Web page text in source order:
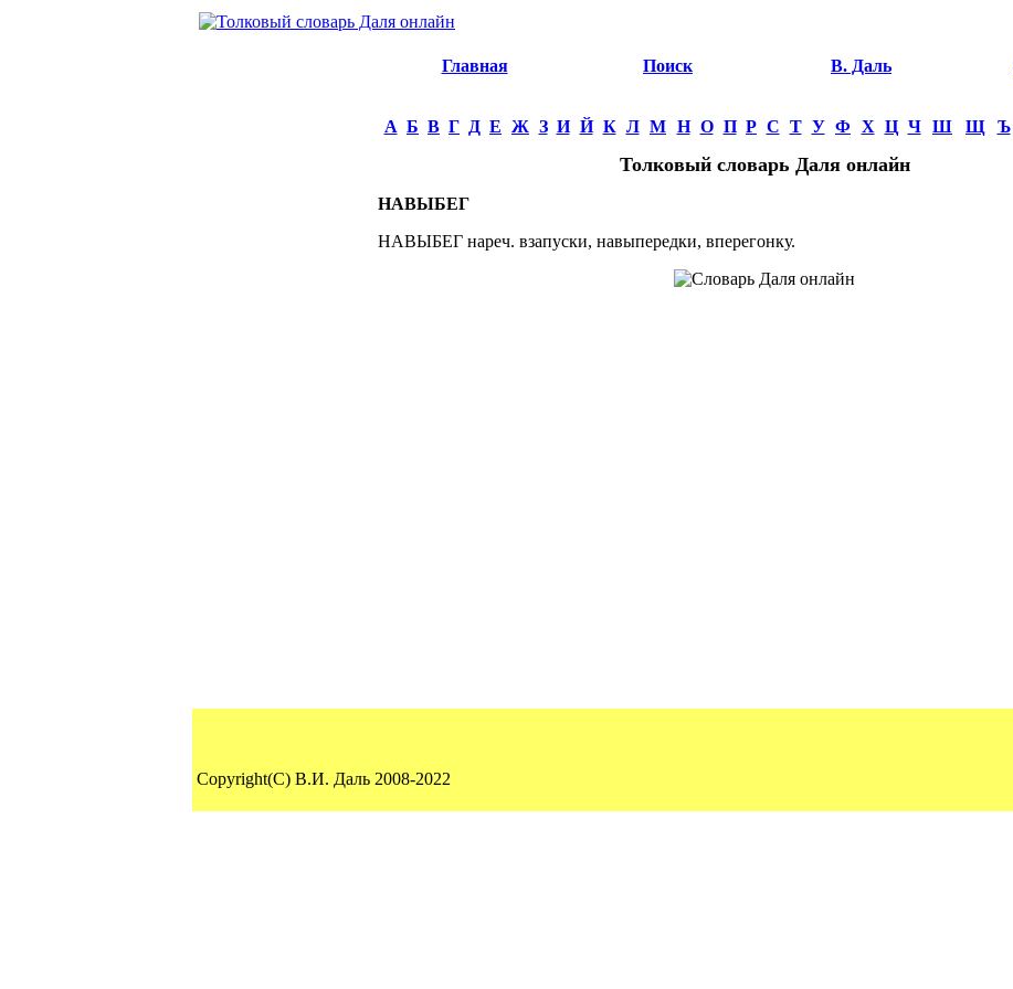
Главная Поиск В. Даль
А Б В Г Д Е Ж З И Й К Л М Н О П Р С Т У Ф Х Ц Ч Ш Щ Ъ
Толковый словарь Даля онлайн
НАВЫБЕГ
НАВЫБЕГ нареч. взапуски, навыпередки, вперегонку.
Copyright(C) В.И. Даль 2008-2022